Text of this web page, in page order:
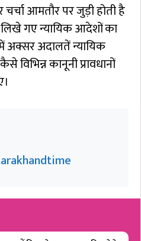
चर्चा आमतौर पर जुड़ी होती है
गए न्यायिक आदेशों का
अक्सर अदालतें न्यायिक
विभिन्न कानूनी प्रावधानों